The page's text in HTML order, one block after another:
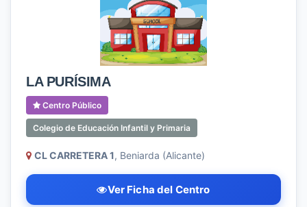
LA PURÍSIMA
Centro Público
Colegio de Educación Infantil y Primaria
CL CARRETERA 1, Beniarda (Alicante)
Ver Ficha del Centro